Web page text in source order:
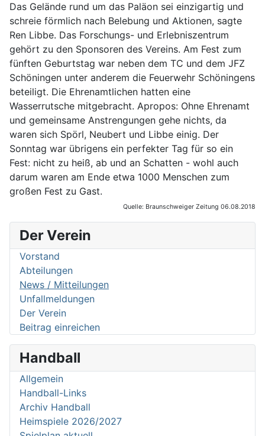
Der Verein
Vorstand
Abteilungen
News / Mitteilungen
Unfallmeldungen
Der Verein
Beitrag einreichen
Handball
Allgemein
Handball-Links
Archiv Handball
Heimspiele 2026/2027
Das Gelände rund um das Paläon sei einzigartig und
schreie förmlich nach Belebung und Aktionen, sagte
Ren Libbe. Das Forschungs- und Erlebniszentrum
gehört zu den Sponsoren des Vereins. Am Fest zum
fünften Geburtstag war neben dem TC und dem JFZ
Schöningen unter anderem die Feuerwehr Schöningens
beteiligt. Die Ehrenamtlichen hatten eine
Wasserrutsche mitgebracht. Apropos: Ohne Ehrenamt
und gemeinsame Anstrengungen gehe nichts, da
waren sich Spörl, Neubert und Libbe einig. Der
Sonntag war übrigens ein perfekter Tag für so ein
Fest: nicht zu heiß, ab und an Schatten - wohl auch
darum waren am Ende etwa 1000 Menschen zum
großen Fest zu Gast.
Quelle: Braunschweiger Zeitung 06.08.2018